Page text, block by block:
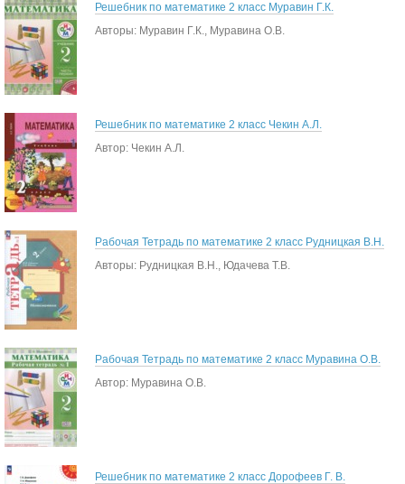
Решебник по математике 2 класс Муравин Г.К.
Авторы: Муравин Г.К., Муравина О.В.
Решебник по математике 2 класс Чекин А.Л.
Автор: Чекин А.Л.
Рабочая Тетрадь по математике 2 класс Рудницкая В.Н.
Авторы: Рудницкая В.Н., Юдачева Т.В.
Рабочая Тетрадь по математике 2 класс Муравина О.В.
Автор: Муравина О.В.
Решебник по математике 2 класс Дорофеев Г. В.